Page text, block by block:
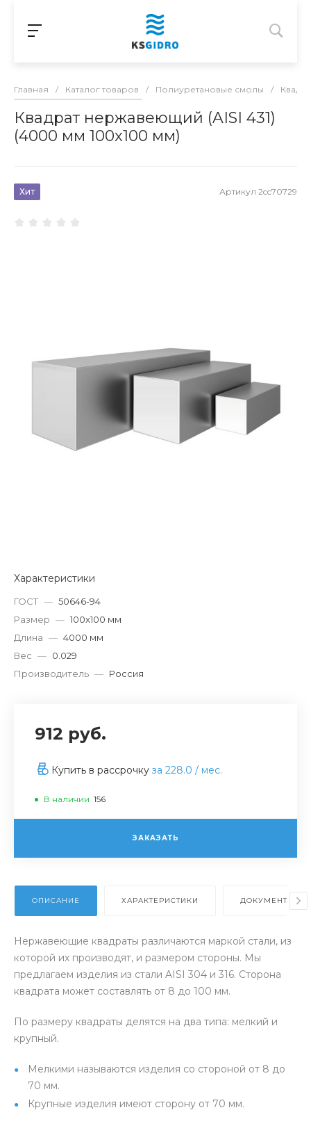
Главная / Каталог товаров / Полиуретановые смолы /
Квадрат нержавеющий (AISI 431)
(4000 мм 100x100 мм)
Хит Артикул 2cc70729
Характеристики
ГОСТ — 50646-94
Размер — 100x100 мм
Длина — 4000 мм
Вес — 0.029
Производитель — Россия
912 руб.
Купить в рассрочку за 228.0 / мес.
В наличии 156
ЗАКАЗАТЬ
ОПИСАНИЕ ХАРАКТЕРИСТИКИ ДОКУМЕНТЫ
Нержавеющие квадраты различаются маркой стали, из
которой их производят, и размером стороны. Мы
предлагаем изделия из стали AISI 304 и 316. Сторона
квадрата может составлять от 8 до 100 мм.
По размеру квадраты делятся на два типа: мелкий и
крупный.
Мелкими называются изделия со стороной от 8 до
70 мм.
Крупные изделия имеют сторону от 70 мм.